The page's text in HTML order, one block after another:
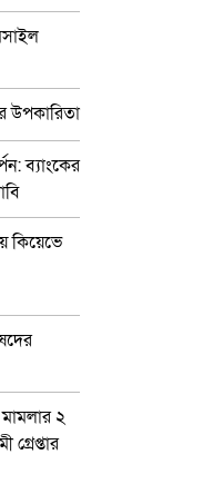
উপকারিতা
ব্যাংকের
কিয়েভে
মামলার ২